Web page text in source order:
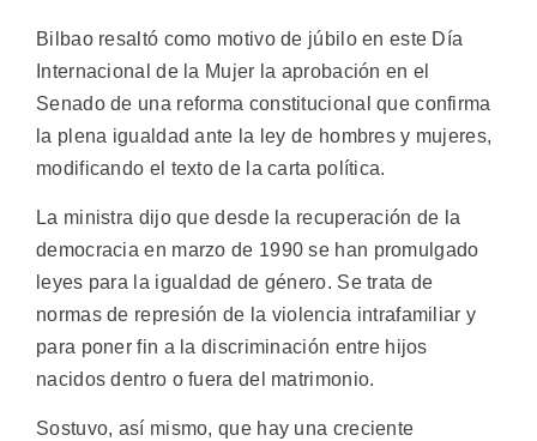
Bilbao resaltó como motivo de júbilo en este Día
Internacional de la Mujer la aprobación en el
Senado de una reforma constitucional que confirma
la plena igualdad ante la ley de hombres y mujeres,
modificando el texto de la carta política.
La ministra dijo que desde la recuperación de la
democracia en marzo de 1990 se han promulgado
leyes para la igualdad de género. Se trata de
normas de represión de la violencia intrafamiliar y
para poner fin a la discriminación entre hijos
nacidos dentro o fuera del matrimonio.
Sostuvo, así mismo, que hay una creciente